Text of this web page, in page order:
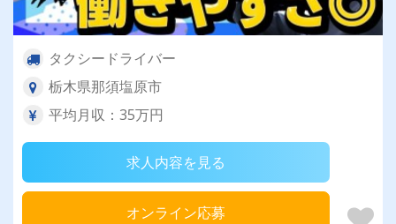
タクシードライバー
栃木県那須塩原市
平均月収：35万円
求人内容を見る
オンライン応募